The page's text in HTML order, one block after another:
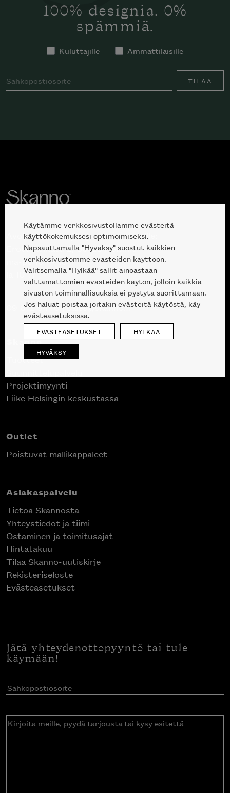
100% designia. 0%
spämmiä.
Kuluttajille Ammattilaisille
TILAA
Avoinna kuluttajille ja ammattilaisille:
Erottajankatu 2, 00120 Helsinki
ma-pe 10 — 18
la 10-17
09 612 9440 |sales@skanno.fi
Skanno
Tuotteet
Projektimyynti
Liike Helsingin keskustassa
Outlet
Poistuvat mallikappaleet
Asiakaspalvelu
Tietoa Skannosta
Yhteystiedot ja tiimi
Ostaminen ja toimitusajat
Hintatakuu
Tilaa Skanno-uutiskirje
Rekisteriseloste
Evästeasetukset
Jätä yhteydenottopyyntö tai tule
käymään!
Sähköpostiosoite(Pakollinen)
Kirjoita
Käytämme verkkosivustollamme evästeitä
käyttökokemuksesi optimoimiseksi.
Napsauttamalla "Hyväksy" suostut kaikkien
verkkosivustomme evästeiden käyttöön.
Valitsemalla "Hylkää" sallit ainoastaan
välttämättömien evästeiden käytön, jolloin kaikkia
sivuston toiminnallisuuksia ei pystytä suorittamaan.
Jos haluat poistaa joitakin evästeitä käytöstä, käy
evästeasetuksissa.
EVÄSTEASETUKSET HYLKÄÄ
HYVÄKSY